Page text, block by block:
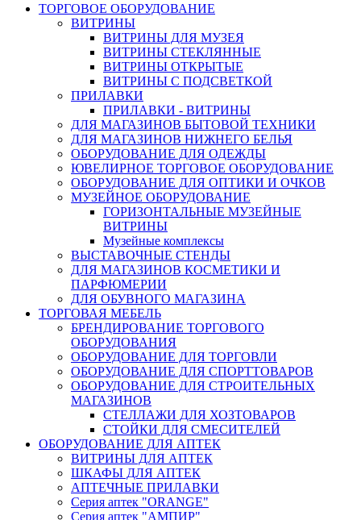
ТОРГОВОЕ ОБОРУДОВАНИЕ
ВИТРИНЫ
ВИТРИНЫ ДЛЯ МУЗЕЯ
ВИТРИНЫ СТЕКЛЯННЫЕ
ВИТРИНЫ ОТКРЫТЫЕ
ВИТРИНЫ С ПОДСВЕТКОЙ
ПРИЛАВКИ
ПРИЛАВКИ - ВИТРИНЫ
ДЛЯ МАГАЗИНОВ БЫТОВОЙ ТЕХНИКИ
ДЛЯ МАГАЗИНОВ НИЖНЕГО БЕЛЬЯ
ОБОРУДОВАНИЕ ДЛЯ ОДЕЖДЫ
ЮВЕЛИРНОЕ ТОРГОВОЕ ОБОРУДОВАНИЕ
ОБОРУДОВАНИЕ ДЛЯ ОПТИКИ И ОЧКОВ
МУЗЕЙНОЕ ОБОРУДОВАНИЕ
ГОРИЗОНТАЛЬНЫЕ МУЗЕЙНЫЕ
ВИТРИНЫ
Музейные комплексы
ВЫСТАВОЧНЫЕ СТЕНДЫ
ДЛЯ МАГАЗИНОВ КОСМЕТИКИ И
ПАРФЮМЕРИИ
ДЛЯ ОБУВНОГО МАГАЗИНА
ТОРГОВАЯ МЕБЕЛЬ
БРЕНДИРОВАНИЕ ТОРГОВОГО
ОБОРУДОВАНИЯ
ОБОРУДОВАНИЕ ДЛЯ ТОРГОВЛИ
ОБОРУДОВАНИЕ ДЛЯ СПОРТТОВАРОВ
ОБОРУДОВАНИЕ ДЛЯ СТРОИТЕЛЬНЫХ
МАГАЗИНОВ
СТЕЛЛАЖИ ДЛЯ ХОЗТОВАРОВ
СТОЙКИ ДЛЯ СМЕСИТЕЛЕЙ
ОБОРУДОВАНИЕ ДЛЯ АПТЕК
ВИТРИНЫ ДЛЯ АПТЕК
ШКАФЫ ДЛЯ АПТЕК
АПТЕЧНЫЕ ПРИЛАВКИ
Серия аптек "ORANGE"
Серия аптек "АМПИР"